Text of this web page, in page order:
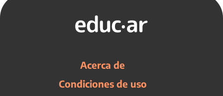
Acerca de
Condiciones de uso